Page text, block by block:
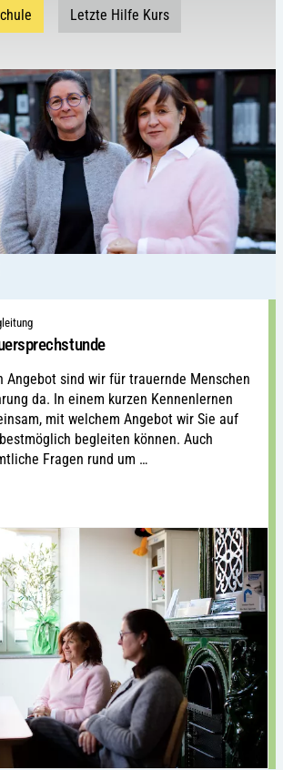
Letzte Hilfe Kurs
Angebot sind wir für trauernde Menschen
da. In einem kurzen Kennenlernen
mit welchem Angebot wir Sie auf
begleiten können. Auch
Fragen rund um …